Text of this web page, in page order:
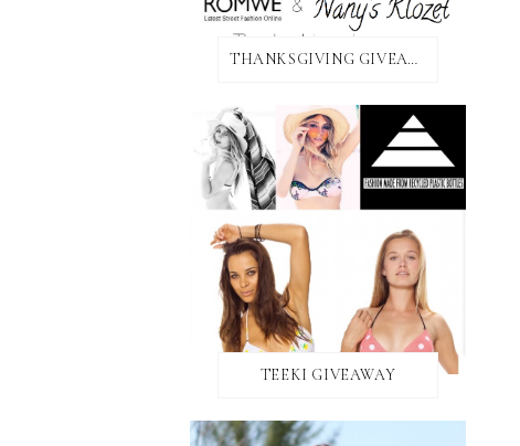
THANKSGIVING GIVEAWAY!
TEEKI GIVEAWAY